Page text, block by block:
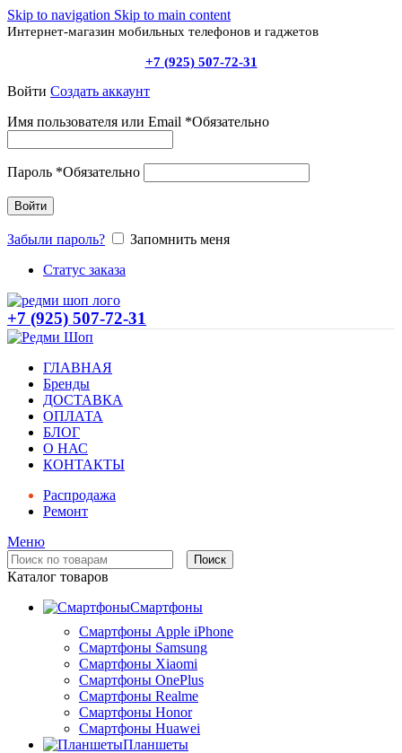
Skip to navigation Skip to main content
Интернет-магазин мобильных телефонов и гаджетов
+7 (925) 507-72-31
Войти Создать аккаунт
Имя пользователя или Email *Обязательно
Пароль *Обязательно
Войти
Забыли пароль?
Запомнить меня
Статус заказа
+7 (925) 507-72-31
ГЛАВНАЯ
Бренды
ДОСТАВКА
ОПЛАТА
БЛОГ
О НАС
КОНТАКТЫ
Распродажа
Ремонт
Меню
Поиск
Каталог товаров
Смартфоны
Смартфоны Apple iPhone
Смартфоны Samsung
Смартфоны Xiaomi
Смартфоны OnePlus
Смартфоны Realme
Смартфоны Honor
Смартфоны Huawei
Планшеты